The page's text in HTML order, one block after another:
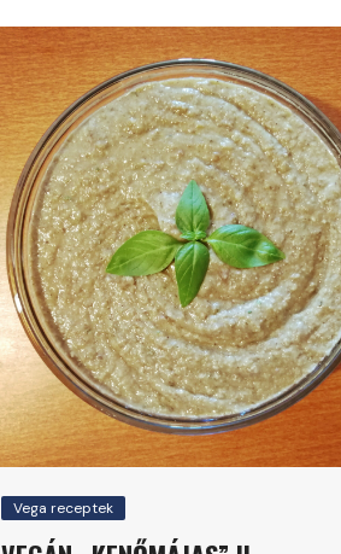
Vega receptek